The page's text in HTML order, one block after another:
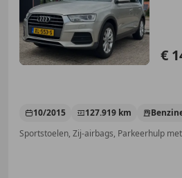
€
10/2015 127.919 km